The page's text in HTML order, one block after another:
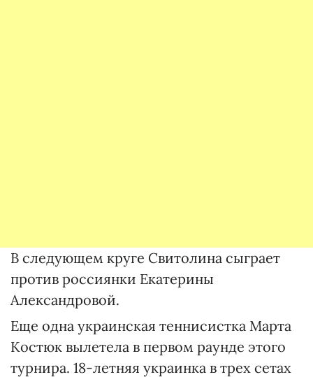
В следующем круге Свитолина сыграет
против россиянки Екатерины
Александровой.
Еще одна украинская теннисистка Марта
Костюк вылетела в первом раунде этого
турнира. 18-летняя украинка в трех сетах